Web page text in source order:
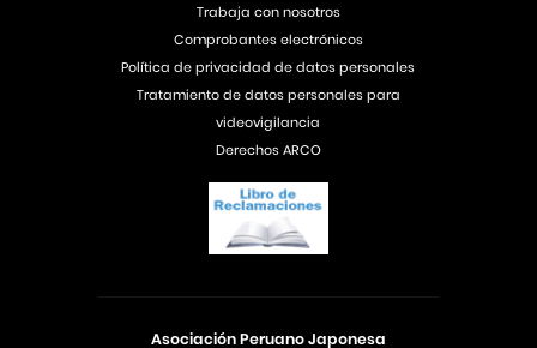
Asociación Peruano Japonesa
Trabaja con nosotros
Comprobantes electrónicos
Política de privacidad de datos personales
Tratamiento de datos personales para
videovigilancia
Derechos ARCO